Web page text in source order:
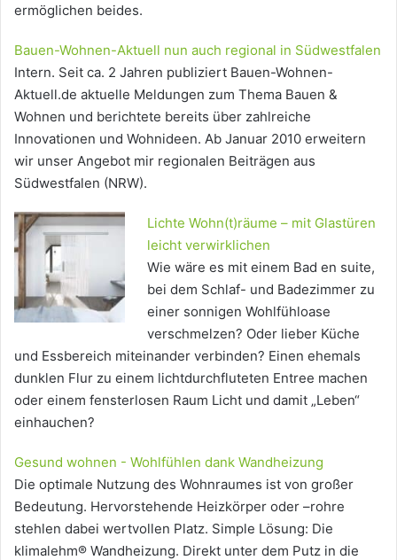
ermöglichen beides.
Bauen-Wohnen-Aktuell nun auch regional in Südwestfalen
Intern. Seit ca. 2 Jahren publiziert Bauen-Wohnen-
Aktuell.de aktuelle Meldungen zum Thema Bauen &
Wohnen und berichtete bereits über zahlreiche
Innovationen und Wohnideen. Ab Januar 2010 erweitern
wir unser Angebot mir regionalen Beiträgen aus
Südwestfalen (NRW).
Lichte Wohn(t)räume – mit Glastüren
leicht verwirklichen
Wie wäre es mit einem Bad en suite,
bei dem Schlaf- und Badezimmer zu
einer sonnigen Wohlfühloase
verschmelzen? Oder lieber Küche
und Essbereich miteinander verbinden? Einen ehemals
dunklen Flur zu einem lichtdurchfluteten Entree machen
oder einem fensterlosen Raum Licht und damit „Leben“
einhauchen?
Gesund wohnen - Wohlfühlen dank Wandheizung
Die optimale Nutzung des Wohnraumes ist von großer
Bedeutung. Hervorstehende Heizkörper oder –rohre
stehlen dabei wertvollen Platz. Simple Lösung: Die
klimalehm® Wandheizung. Direkt unter dem Putz in die